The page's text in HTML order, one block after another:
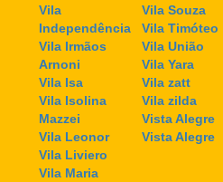
Vila
Independência
Vila Irmãos
Arnoni
Vila Isa
Vila Isolina
Mazzei
Vila Leonor
Vila Liviero
Vila Maria
Vila Souza
Vila Timóteo
Vila União
Vila Yara
Vila zatt
Vila zilda
Vista Alegre
Vista Alegre